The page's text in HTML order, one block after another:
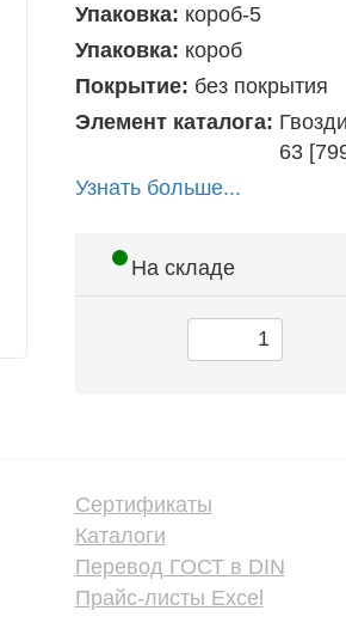
Упаковка: короб-5
Упаковка: короб
Покрытие: без покрытия
Элемент каталога:
63
Узнать больше...
На складе
Сертификаты
Каталоги
Перевод ГОСТ в DIN
Прайс-листы Excel